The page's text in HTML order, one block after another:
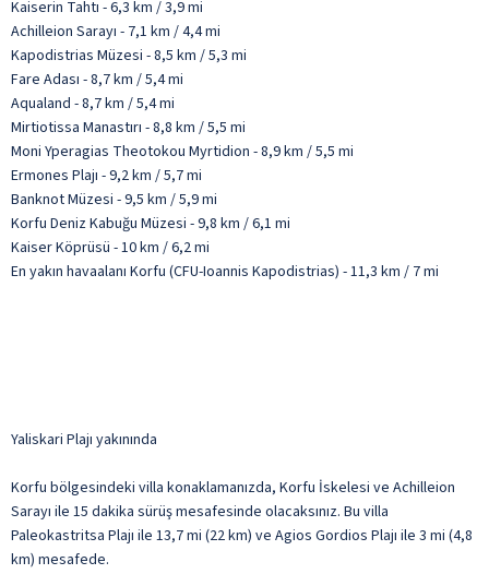
Kaiserin Tahtı - 6,3 km / 3,9 mi
Achilleion Sarayı - 7,1 km / 4,4 mi
Kapodistrias Müzesi - 8,5 km / 5,3 mi
Fare Adası - 8,7 km / 5,4 mi
Aqualand - 8,7 km / 5,4 mi
Mirtiotissa Manastırı - 8,8 km / 5,5 mi
Moni Yperagias Theotokou Myrtidion - 8,9 km / 5,5 mi
Ermones Plajı - 9,2 km / 5,7 mi
Banknot Müzesi - 9,5 km / 5,9 mi
Korfu Deniz Kabuğu Müzesi - 9,8 km / 6,1 mi
Kaiser Köprüsü - 10 km / 6,2 mi
En yakın havaalanı Korfu (CFU-Ioannis Kapodistrias) - 11,3 km / 7 mi
Yaliskari Plajı yakınında
Korfu bölgesindeki villa konaklamanızda, Korfu İskelesi ve Achilleion
Sarayı ile 15 dakika sürüş mesafesinde olacaksınız. Bu villa
Paleokastritsa Plajı ile 13,7 mi (22 km) ve Agios Gordios Plajı ile 3 mi (4,8
km) mesafede.